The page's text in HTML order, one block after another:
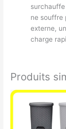
surchauffe
ne souffre
externe,
charge
Produits